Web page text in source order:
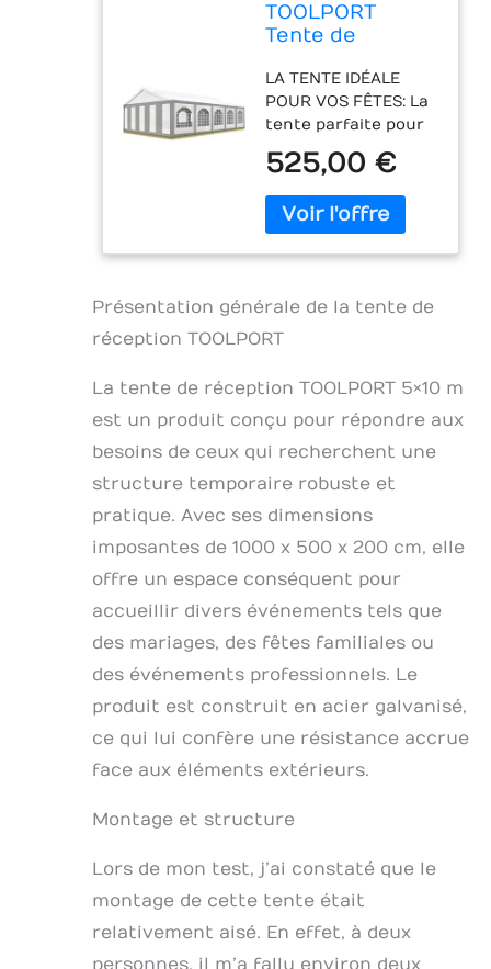
TOOLPORT
Tente de
m Toile de Haute
qualité PE 450 N
Gris-Blanc
Construction en
Acier galvanisé
avec
raccordement
LA TENTE IDÉALE
POUR VOS FÊTES: La
tente parfaite pour
célébrer toutes vos
fêtes occasionelles
TOILE DE HAUTE
QUALITÉ: Les toiles
en PE 450 N - La
meilleure qualité du
stable, 1 seul
élément. Côtés dotés
vent, circulation
optimale de l'air,
régulation de la
température
CONSTRUCTION
METALLIQUE EN
ACIER GALVANISÉ:
acier galvanisé de
env. 38mm de
diamètre et des
raccords de env.
42mm de diamètre
sont utilisés.
boulonné, vis à
papillon, très forte
charges et facilité
MONTER –
FACILE: Parfaite
fixation au sol avec
des sardines/piquets
525,00 €
Présentation générale de la tente de
réception TOOLPORT
La tente de réception TOOLPORT 5×10 m
est un produit conçu pour répondre aux
besoins de ceux qui recherchent une
structure temporaire robuste et
pratique. Avec ses dimensions
imposantes de 1000 x 500 x 200 cm, elle
offre un espace conséquent pour
accueillir divers événements tels que
des mariages, des fêtes familiales ou
des événements professionnels. Le
produit est construit en acier galvanisé,
ce qui lui confère une résistance accrue
face aux éléments extérieurs.
Montage et structure
Lors de mon test, j’ai constaté que le
montage de cette tente était
relativement aisé. En effet, à deux
personnes, il m’a fallu environ deux